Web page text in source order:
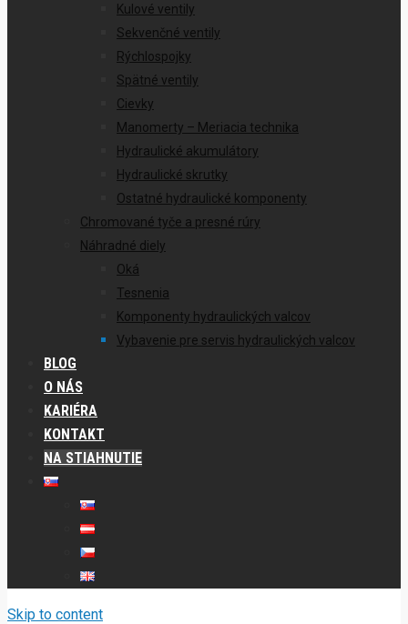
Kulové ventily
Sekvenčné ventily
Rýchlospojky
Spätné ventily
Cievky
Manomerty – Meriacia technika
Hydraulické akumulátory
Hydraulické skrutky
Ostatné hydraulické komponenty
Chromované tyče a presné rúry
Náhradné diely
Oká
Tesnenia
Komponenty hydraulických valcov
Vybavenie pre servis hydraulických valcov
BLOG
O NÁS
KARIÉRA
KONTAKT
NA STIAHNUTIE
Skip to content